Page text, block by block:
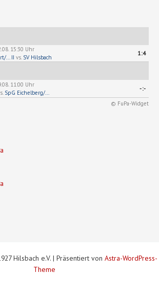
15:30 Uhr
... II vs. SV Hilsbach
1:4
11:00 Uhr
SpG Eichelberg/...
-:-
© FuPa-Widget
Hilsbach e.V. | Präsentiert von Astra-WordPress-
Theme